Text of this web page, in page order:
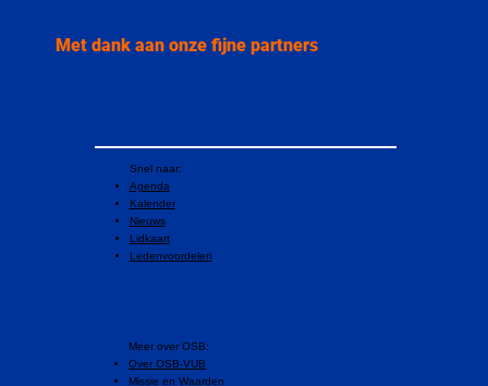
Met dank aan onze fijne partners
Snel naar:
Agenda
Kalender
Nieuws
Lidkaart
Ledenvoordelen
​Meer over OSB:
Over OSB-VUB
Missie en Waarden